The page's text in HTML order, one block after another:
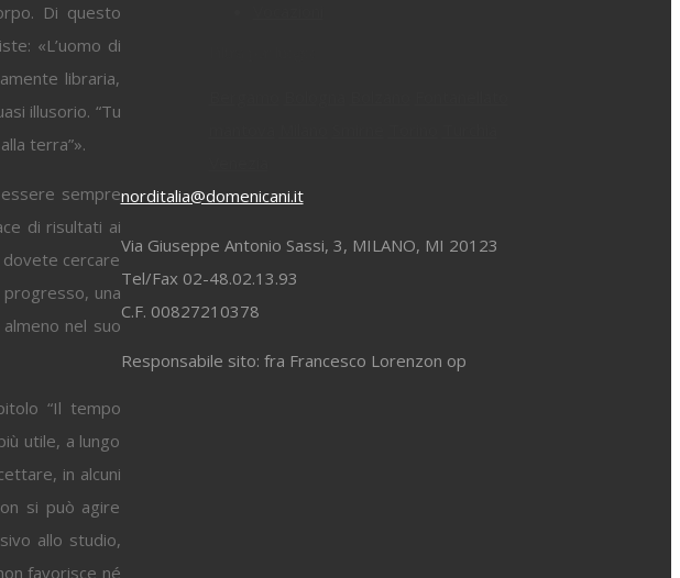
Di questo
«L’uomo di
libraria,
illusorio. “Tu
terra”».
sempre
di risultati ai
cercare
una
nel suo
“Il tempo
utile, a lungo
in alcuni
si può agire
allo studio,
favorisce né
norditalia@domenicani.it
Via Giuseppe Antonio Sassi, 3, MILANO, MI 20123
Tel/Fax 02-48.02.13.93
C.F. 00827210378
Responsabile sito: fra Francesco Lorenzon op